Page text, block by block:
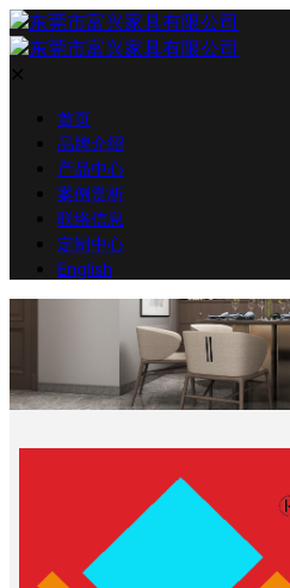
✕
首页
品牌介绍
产品中心
案例赏析
联络信息
定制中心
English